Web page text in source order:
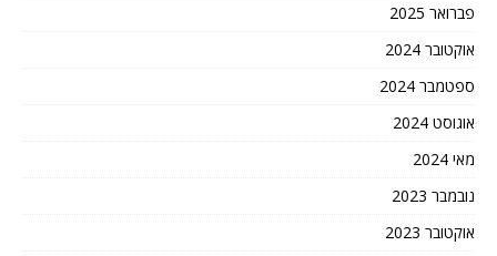
פברואר 2025
אוקטובר 2024
ספטמבר 2024
אוגוסט 2024
מאי 2024
נובמבר 2023
אוקטובר 2023